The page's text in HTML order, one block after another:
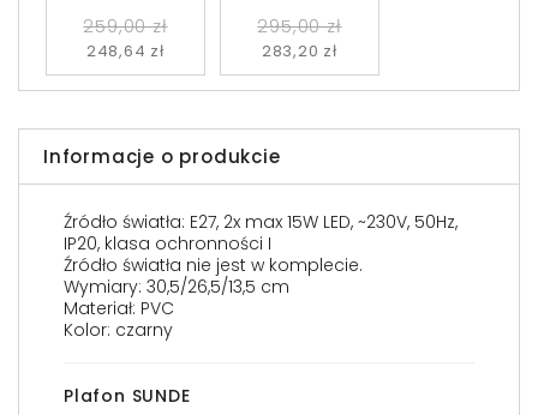
259,00 zł
248,64 zł
295,00 zł
283,20 zł
Informacje o produkcie
Źródło światła: E27, 2x max 15W LED, ~230V, 50Hz,
IP20, klasa ochronności I
Źródło światła nie jest w komplecie.
Wymiary: 30,5/26,5/13,5 cm
Materiał: PVC
Kolor: czarny
Plafon SUNDE